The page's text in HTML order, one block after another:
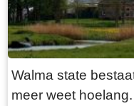
passeren. De
de pont gaat
Walma state
meer weet